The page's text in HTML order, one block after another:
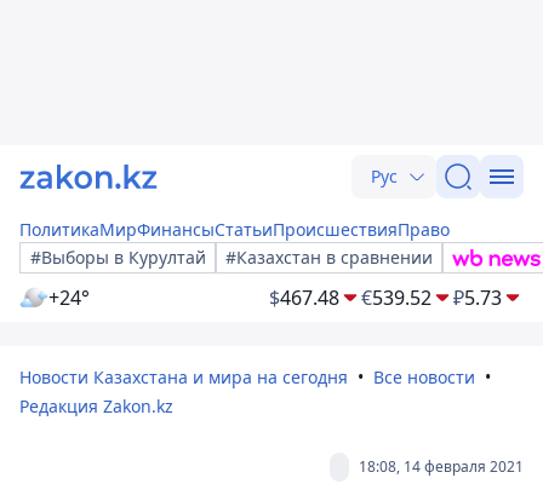
Рус
ПолитикаМирФинансыСтатьиПроисшествияПраво
#Выборы в Курултай
#Казахстан в сравнении
+24° $467.48 €539.52 ₽5.73
Новости Казахстана и мира на сегодня
Все новости
Редакция Zakon.kz
18:08, 14 февраля 2021